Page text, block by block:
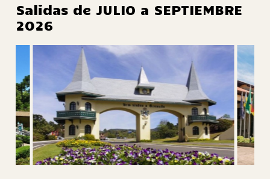
Salidas de JULIO a SEPTIEMBRE
2026